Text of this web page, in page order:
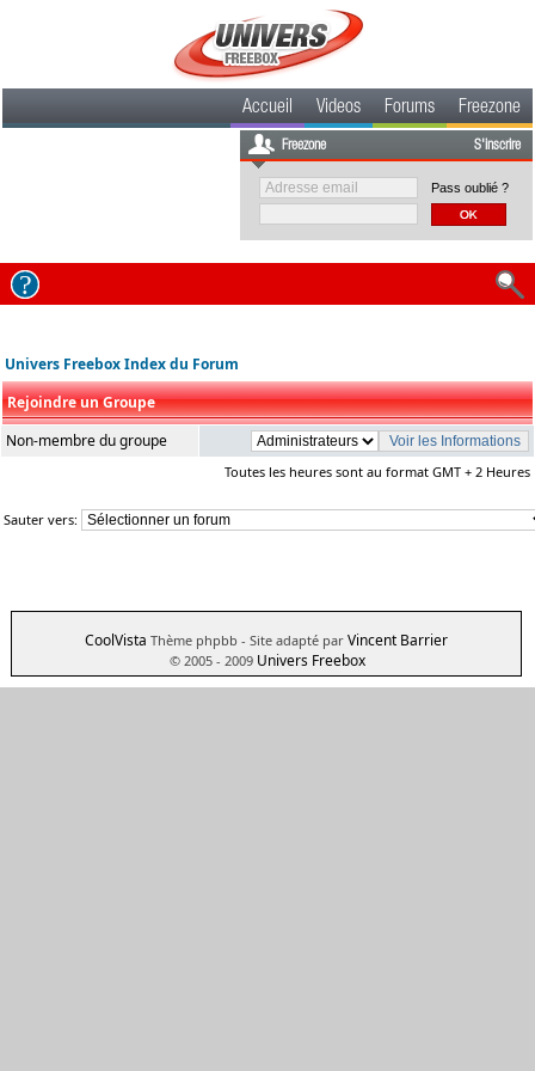
Accueil Videos Forums Freezone
Freezone S'inscrire
Pass oublié ?
Univers Freebox Index du Forum
Rejoindre un Groupe
Non-membre du groupe
Toutes les heures sont au format GMT + 2 Heures
Sauter vers:
CoolVista Thème phpbb - Site adapté par Vincent Barrier
© 2005 - 2009 Univers Freebox